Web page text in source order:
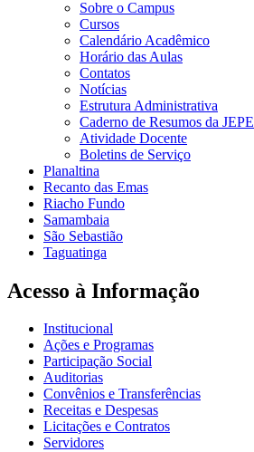
Sobre o Campus
Cursos
Calendário Acadêmico
Horário das Aulas
Contatos
Notícias
Estrutura Administrativa
Caderno de Resumos da JEPE
Atividade Docente
Boletins de Serviço
Planaltina
Recanto das Emas
Riacho Fundo
Samambaia
São Sebastião
Taguatinga
Acesso à Informação
Institucional
Ações e Programas
Participação Social
Auditorias
Convênios e Transferências
Receitas e Despesas
Licitações e Contratos
Servidores